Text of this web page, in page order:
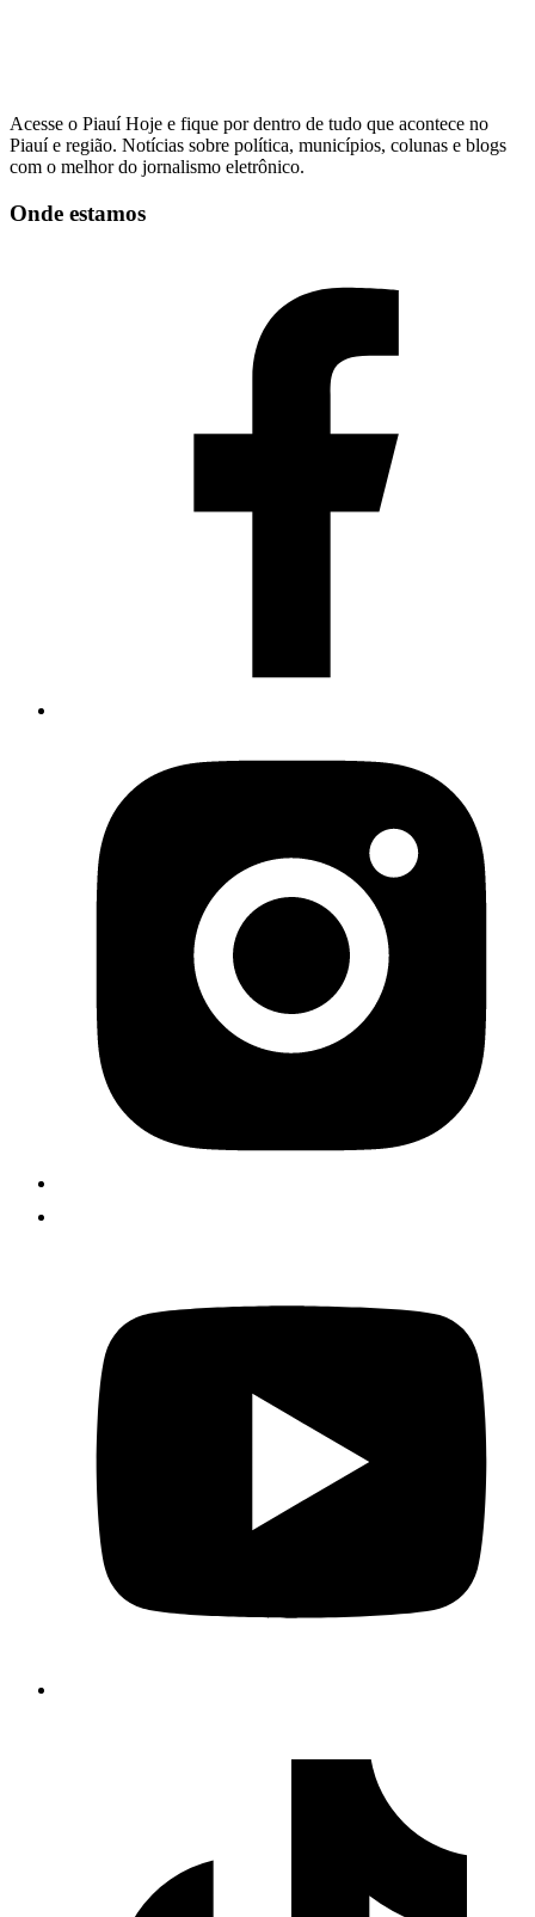
Acesse o Piauí Hoje e fique por dentro de tudo que acontece no
Piauí e região. Notícias sobre política, municípios, colunas e blogs
com o melhor do jornalismo eletrônico.
Onde estamos